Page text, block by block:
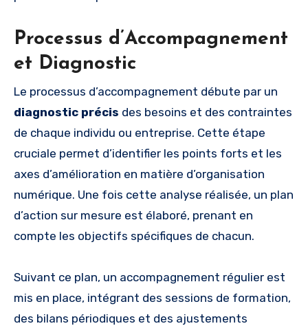
Processus d’Accompagnement
et Diagnostic
Le processus d’accompagnement débute par un
diagnostic précis des besoins et des contraintes
de chaque individu ou entreprise. Cette étape
cruciale permet d’identifier les points forts et les
axes d’amélioration en matière d’organisation
numérique. Une fois cette analyse réalisée, un plan
d’action sur mesure est élaboré, prenant en
compte les objectifs spécifiques de chacun.
Suivant ce plan, un accompagnement régulier est
mis en place, intégrant des sessions de formation,
des bilans périodiques et des ajustements